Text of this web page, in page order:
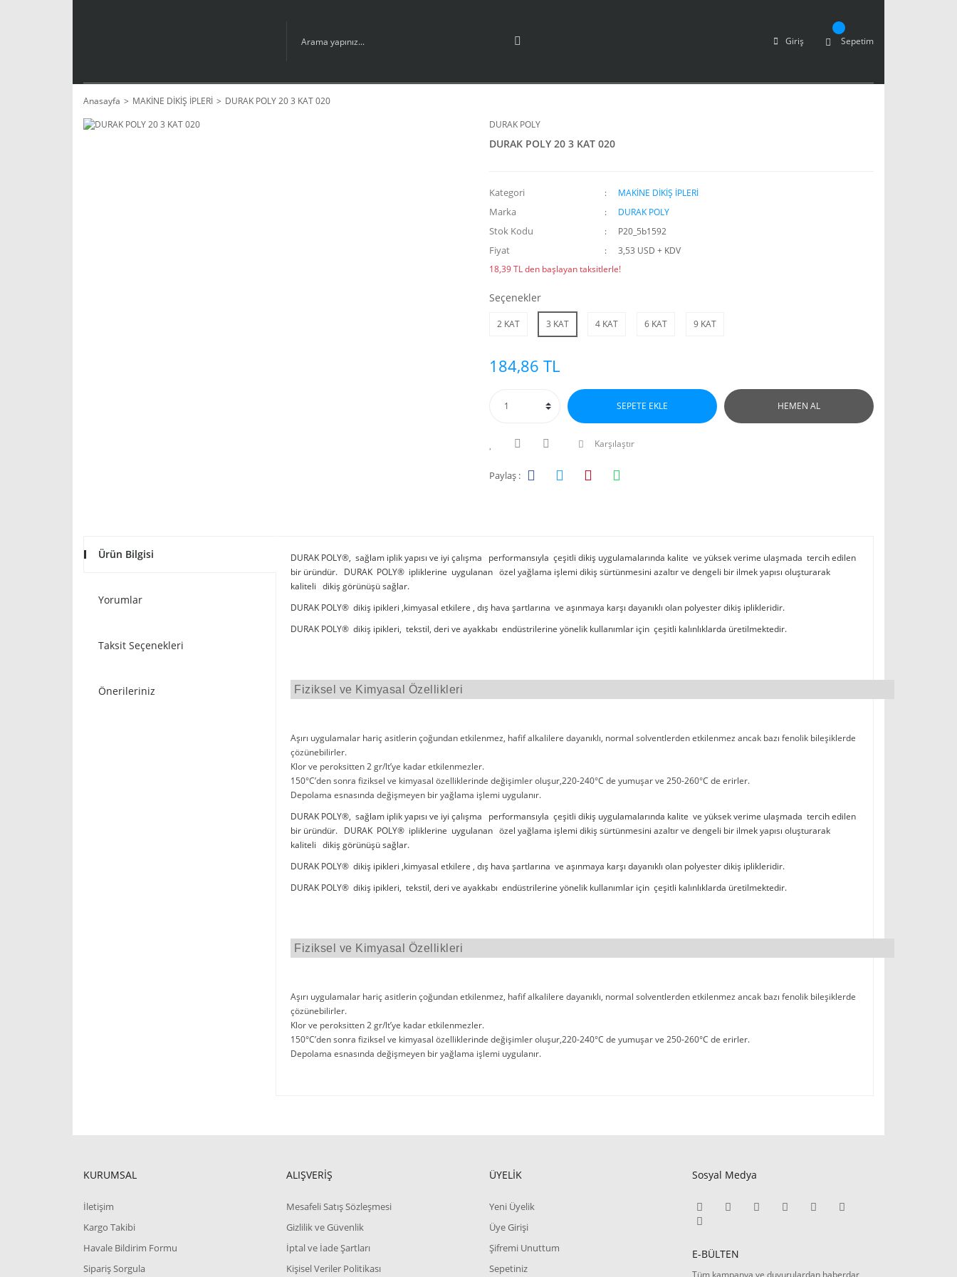
Giriş Sepetim
Anasayfa MAKİNE DİKİŞ İPLERİ
DURAK POLY 20 3 KAT 020
DURAK POLY
DURAK POLY 20 3 KAT 020
Kategori MAKİNE DİKİŞ İPLERİ
Marka DURAK POLY
Stok Kodu P20_5b1592
Fiyat
3,53 USD + KDV
18,39 TL den başlayan taksitlerle!
Seçenekler
2 KAT 3 KAT 4 KAT 6 KAT 9 KAT
184,86 TL
SEPETE EKLE HEMEN AL
Karşılaştır
Paylaş :
Ürün Bilgisi
Yorumlar
Taksit Seçenekleri
Önerileriniz
DURAK POLY®, sağlam iplik yapısı ve iyi çalışma performansıyla çeşitli dikiş uygulamalarında kalite ve yüksek verime ulaşmada tercih edilen
bir üründür. DURAK POLY® ipliklerine uygulanan özel yağlama işlemi dikiş sürtünmesini azaltır ve dengeli bir ilmek yapısı oluşturarak
kaliteli dikiş görünüşü sağlar.
DURAK POLY® dikiş ipikleri ,kimyasal etkilere , dış hava şartlarına ve aşınmaya karşı dayanıklı olan polyester dikiş iplikleridir.
DURAK POLY® dikiş ipikleri, tekstil, deri ve ayakkabı endüstrilerine yönelik kullanımlar için çeşitli kalınlıklarda üretilmektedir.
Fiziksel ve Kimyasal Özellikleri
Aşırı uygulamalar hariç asitlerin çoğundan etkilenmez, hafif alkalilere dayanıklı, normal solventlerden etkilenmez ancak bazı fenolik bileşiklerde
çözünebilirler.
Klor ve peroksitten 2 gr/lt’ye kadar etkilenmezler.
150°C’den sonra fiziksel ve kimyasal özelliklerinde değişimler oluşur,220-240°C de yumuşar ve 250-260°C de erirler.
Depolama esnasında değişmeyen bir yağlama işlemi uygulanır.
DURAK POLY®, sağlam iplik yapısı ve iyi çalışma performansıyla çeşitli dikiş uygulamalarında kalite ve yüksek verime ulaşmada tercih edilen
bir üründür. DURAK POLY® ipliklerine uygulanan özel yağlama işlemi dikiş sürtünmesini azaltır ve dengeli bir ilmek yapısı oluşturarak
kaliteli dikiş görünüşü sağlar.
DURAK POLY® dikiş ipikleri ,kimyasal etkilere , dış hava şartlarına ve aşınmaya karşı dayanıklı olan polyester dikiş iplikleridir.
DURAK POLY® dikiş ipikleri, tekstil, deri ve ayakkabı endüstrilerine yönelik kullanımlar için çeşitli kalınlıklarda üretilmektedir.
Fiziksel ve Kimyasal Özellikleri
Aşırı uygulamalar hariç asitlerin çoğundan etkilenmez, hafif alkalilere dayanıklı, normal solventlerden etkilenmez ancak bazı fenolik bileşiklerde
çözünebilirler.
Klor ve peroksitten 2 gr/lt’ye kadar etkilenmezler.
150°C’den sonra fiziksel ve kimyasal özelliklerinde değişimler oluşur,220-240°C de yumuşar ve 250-260°C de erirler.
Depolama esnasında değişmeyen bir yağlama işlemi uygulanır.
KURUMSAL
İletişim
Kargo Takibi
Havale Bildirim Formu
Sipariş Sorgula
ALIŞVERİŞ
Mesafeli Satış Sözleşmesi
Gizlilik ve Güvenlik
İptal ve İade Şartları
Kişisel Veriler Politikası
ÜYELİK
Yeni Üyelik
Üye Girişi
Şifremi Unuttum
Sepetiniz
Sosyal Medya
E-BÜLTEN
Tüm kampanya ve duyurulardan haberdar